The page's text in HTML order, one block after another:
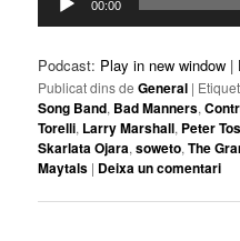
d'àudio
00:00
Podcast: Play in new window |
Publicat dins de General |
Song Band, Bad Manners,
Torelli, Larry Marshall, Peter
Skarlata Ojara,soweto,The
Maytals | Deixa un comentari